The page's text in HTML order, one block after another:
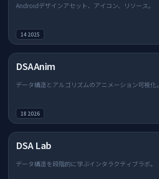
Androidデザインアセット、アイコン、リソース。
14 2025
DSAAnim
データ構造とアルゴリズムのアニメーション可視化。
18 2026
DSA Lab
データ構造を段階的に学ぶインタラクティブラボ。